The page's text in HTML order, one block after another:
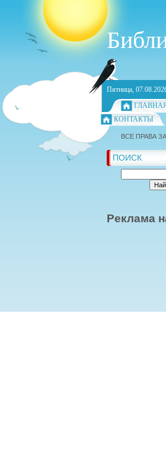
Пятница,
КОНТАКТЫ
ПОИСК
Реклама
ВСЕ ПРАВА